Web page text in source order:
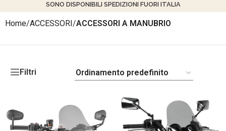
SONO DISPONIBILI SPEDIZIONI FUORI ITALIA
Home/ACCESSORI/ACCESSORI A MANUBRIO
Filtri